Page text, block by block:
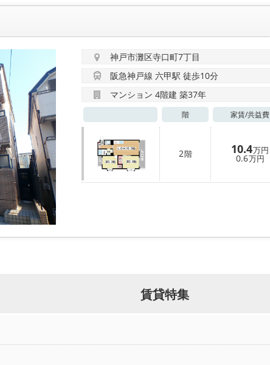
神戸市灘区寺口町7丁目
阪急神戸線 六甲駅 徒歩10分
マンション 4階建 築37年
階 家賃/共益費
2階 10.4万円
0.6万円
賃貸特集